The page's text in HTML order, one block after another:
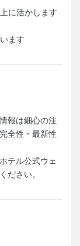
に活かします
ます
報は細心の注
全性・最新性
テル公式ウェ
ださい。